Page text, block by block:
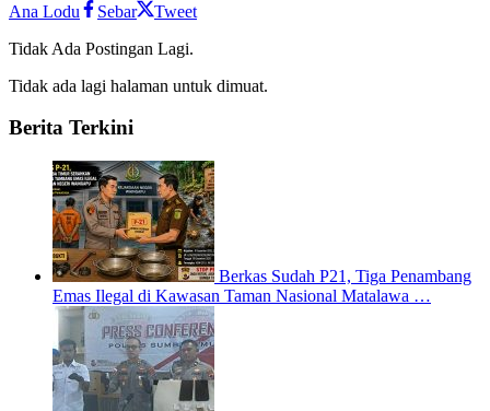
Ana Lodu
Sebar
Tweet
Tidak Ada Postingan Lagi.
Tidak ada lagi halaman untuk dimuat.
Berita Terkini
Berkas Sudah P21, Tiga Penambang
Emas Ilegal di Kawasan Taman Nasional Matalawa …